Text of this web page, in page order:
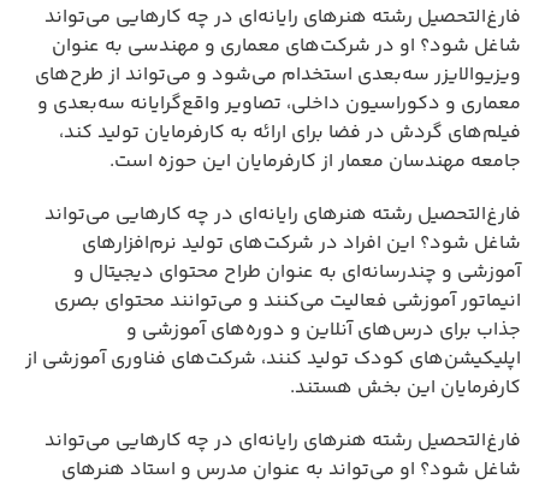
فارغ‌التحصیل رشته هنرهای رایانه‌ای در چه کارهایی می‌تواند
شاغل شود؟ او در شرکت‌های معماری و مهندسی به عنوان
ویزیوالایزر سه‌بعدی استخدام می‌شود و می‌تواند از طرح‌های
معماری و دکوراسیون داخلی، تصاویر واقع‌گرایانه سه‌بعدی و
فیلم‌های گردش در فضا برای ارائه به کارفرمایان تولید کند،
جامعه مهندسان معمار از کارفرمایان این حوزه است.
فارغ‌التحصیل رشته هنرهای رایانه‌ای در چه کارهایی می‌تواند
شاغل شود؟ این افراد در شرکت‌های تولید نرم‌افزارهای
آموزشی و چندرسانه‌ای به عنوان طراح محتوای دیجیتال و
انیماتور آموزشی فعالیت می‌کنند و می‌توانند محتوای بصری
جذاب برای درس‌های آنلاین و دوره‌های آموزشی و
اپلیکیشن‌های کودک تولید کنند، شرکت‌های فناوری آموزشی از
کارفرمایان این بخش هستند.
فارغ‌التحصیل رشته هنرهای رایانه‌ای در چه کارهایی می‌تواند
شاغل شود؟ او می‌تواند به عنوان مدرس و استاد هنرهای